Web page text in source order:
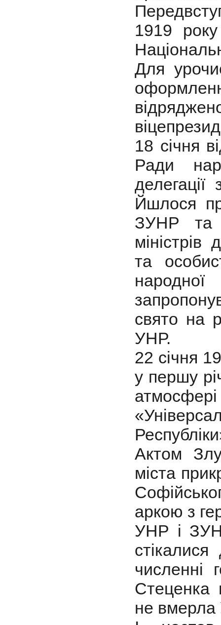
1919
Для
18 січня
Ради
Йшлося
ЗУНР та
та
народної
свято на
УНР.
22 січня
у першу
Актом
міста
аркою з
УНР і
численні
Стеценка
не вмерла